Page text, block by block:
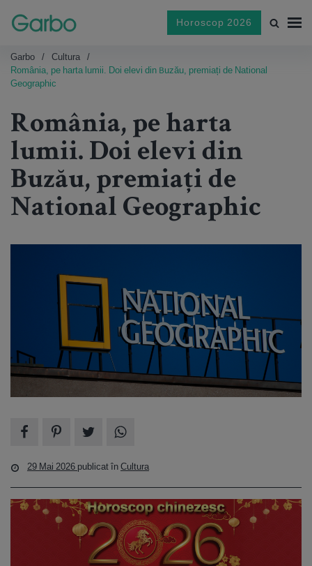
Horoscop 2026
Garbo
Cultura
România, pe harta lumii. Doi elevi din Buzău, premiați de National
Geographic
România, pe harta
lumii. Doi elevi din
Buzău, premiați de
National Geographic
29 Mai 2026 publicat înCultura